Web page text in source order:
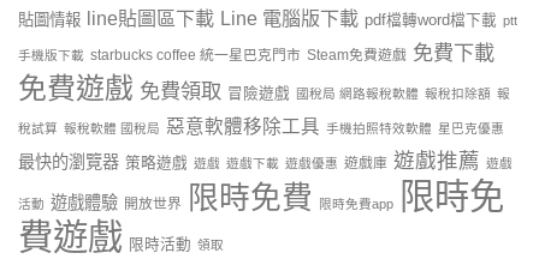
貼圖情報 line貼圖區下載 Line 電腦版下載 pdf檔轉word檔下載 ptt
手機版下載 starbucks coffee 統一星巴克門市 Steam免費遊戲 免費下載
免費遊戲 免費領取 冒險遊戲 國稅局 網路報稅軟體 報稅扣除額 報
稅試算 報稅軟體 國稅局 惡意軟體移除工具 手機拍照特效軟體 星巴克優惠
最快的瀏覽器 策略遊戲 遊戲 遊戲下載 遊戲優惠 遊戲庫 遊戲推薦 遊戲
活動 遊戲體驗 開放世界 限時免費 限時免費app
限時免
費遊戲 限時活動 領取